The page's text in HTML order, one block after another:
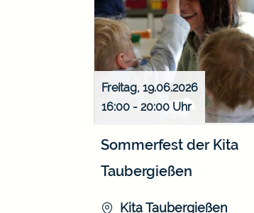
Freitag, 19.06.2026
16:00 - 20:00
Sommerfest der Kita
Taubergießen
Kita Taubergießen